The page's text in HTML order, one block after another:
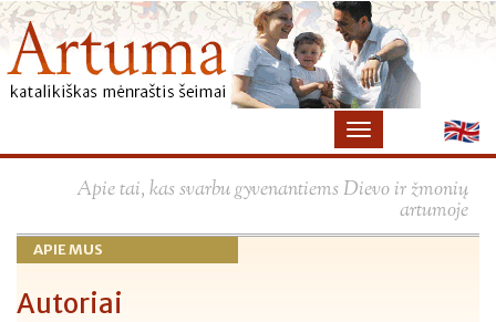
Apie tai, kas svarbu gyvenantiems Dievo ir žmonių
artumoje
APIE MUS
Autoriai
×